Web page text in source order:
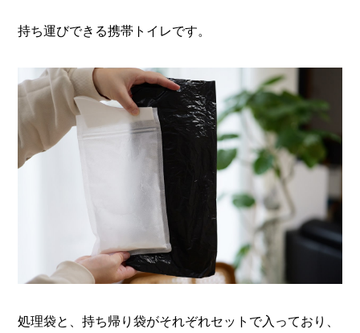
持ち運びできる携帯トイレです。
処理袋と、持ち帰り袋がそれぞれセットで入っており、